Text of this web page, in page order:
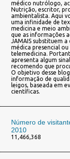
médico nutrólogo,
Nutrição, escritor,
ambientalista. Aqui
uma infinidade de
medicina e meio
que as informações
JAMAIS substituem a
médica presencial ou
telemedicina.
apresenta algum
recomendo que
O objetivo desse
informação de
leigos, baseada em
científicas.
Número de
2010
11,466,368